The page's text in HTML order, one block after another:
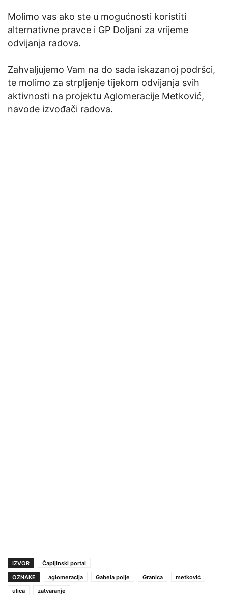
Molimo vas ako ste u mogućnosti koristiti
alternativne pravce i GP Doljani za vrijeme
odvijanja radova.
Zahvaljujemo Vam na do sada iskazanoj podršci,
te molimo za strpljenje tijekom odvijanja svih
aktivnosti na projektu Aglomeracije Metković,
navode izvođači radova.
IZVOR
Čapljinski portal
OZNAKE
aglomeracija Gabela polje Granica
metković
ulica
zatvaranje